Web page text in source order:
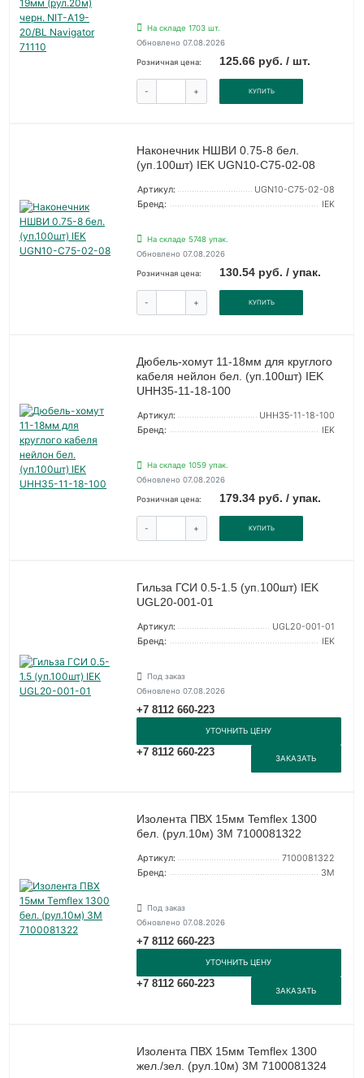
На складе 1703 шт.
Обновлено 07.08.2026
Розничная цена: 125.66 руб. / шт.
- + КУПИТЬ
Наконечник НШВИ 0.75-8 бел.
(уп.100шт) IEK UGN10-C75-02-08
Артикул:
UGN10-C75-02-08
Бренд:
IEK
На складе 5748 упак.
Обновлено 07.08.2026
Розничная цена: 130.54 руб. / упак.
- + КУПИТЬ
Дюбель-хомут 11-18мм для круглого
кабеля нейлон бел. (уп.100шт) IEK
UHH35-11-18-100
Артикул:
UHH35-11-18-100
Бренд:
IEK
На складе 1059 упак.
Обновлено 07.08.2026
Розничная цена: 179.34 руб. / упак.
- + КУПИТЬ
Гильза ГСИ 0.5-1.5 (уп.100шт) IEK
UGL20-001-01
Артикул:
UGL20-001-01
Бренд:
IEK
Под заказ
Обновлено 07.08.2026
+7 8112 660-223
УТОЧНИТЬ ЦЕНУ
+7 8112 660-223
ЗАКАЗАТЬ
Изолента ПВХ 15мм Temflex 1300
бел. (рул.10м) 3М 7100081322
Артикул:
7100081322
Бренд:
3М
Под заказ
Обновлено 07.08.2026
+7 8112 660-223
УТОЧНИТЬ ЦЕНУ
+7 8112 660-223
ЗАКАЗАТЬ
Изолента ПВХ 15мм Temflex 1300
жел./зел. (рул.10м) 3М 7100081324